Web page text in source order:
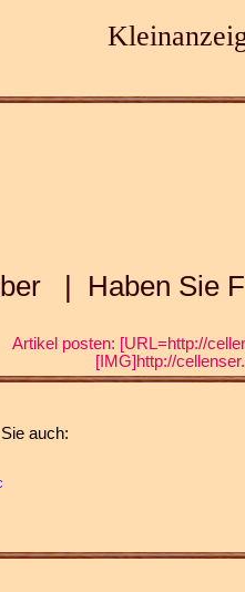
| Haben Sie
Artikel posten: [URL=http://
[IMG]http://
auch: